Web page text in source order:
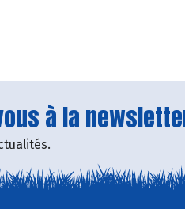
à la